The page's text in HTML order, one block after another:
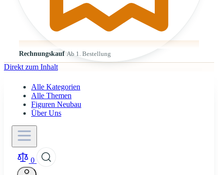
Rechnungskauf Ab 1. Bestellung
Direkt zum Inhalt
Alle Kategorien
Alle Themen
Figuren Neubau
Über Uns
0